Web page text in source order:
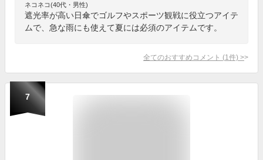
ネコネコ(40代・男性)
遮光率が高い日傘でゴルフやスポーツ観戦に役立つアイテ
ムで、急な雨にも使えて夏には必須のアイテムです。
全てのおすすめコメント (1 件) >
7